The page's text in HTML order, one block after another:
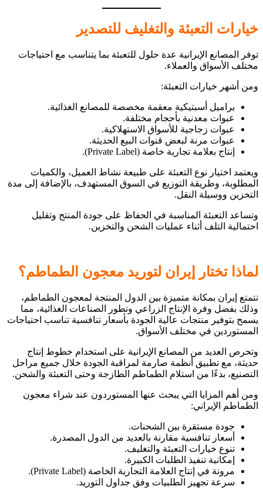
خيارات التعبئة والتغليف للتصدير
توفر المصانع الإيرانية عدة حلول للتعبئة بما يتناسب مع احتياجات
مختلف الأسواق والعملاء.
ومن أشهر خيارات التعبئة:
براميل أسبتيكية معقمة مخصصة للمصانع الغذائية.
عبوات معدنية بأحجام مختلفة.
عبوات زجاجية للأسواق الاستهلاكية.
عبوات مرنة لبعض قنوات البيع الحديثة.
إنتاج بعلامة تجارية خاصة (Private Label).
ويعتمد اختيار نوع التعبئة على طبيعة نشاط العميل، والكميات
المطلوبة، وطريقة التوزيع في السوق المستهدف، بالإضافة إلى مدة
التخزين ووسيلة النقل.
وتساعد التعبئة المناسبة في الحفاظ على جودة المنتج وتقليل
احتمالية التلف أثناء عمليات الشحن والتخزين.
لماذا تختار إيران لتوريد معجون الطماطم؟
تتمتع إيران بمكانة متميزة بين الدول المنتجة لمعجون الطماطم،
وذلك بفضل وفرة الإنتاج الزراعي وتطور الصناعات الغذائية، مما
يسمح بتوفير منتجات عالية الجودة بأسعار تنافسية تناسب احتياجات
المستوردين في مختلف الأسواق.
وتحرص العديد من المصانع الإيرانية على استخدام خطوط إنتاج
حديثة، مع تطبيق أنظمة صارمة لمراقبة الجودة خلال جميع مراحل
التصنيع، بدءًا من استلام الطماطم الطازجة وحتى التعبئة والشحن.
ومن أهم المزايا التي يبحث عنها المستوردون عند شراء معجون
الطماطم الإيراني:
جودة مستقرة بين الشحنات.
أسعار تنافسية مقارنة بالعديد من الدول المصدرة.
تنوع خيارات التعبئة والتغليف.
إمكانية تنفيذ الطلبات الكبيرة.
مرونة في إنتاج العلامة التجارية الخاصة (Private Label).
سرعة تجهيز الطلبيات وفق جداول التوريد.